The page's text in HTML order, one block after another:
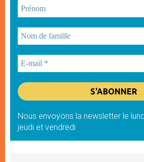
Nous envoyons la newsletter le
jeudi et vendredi